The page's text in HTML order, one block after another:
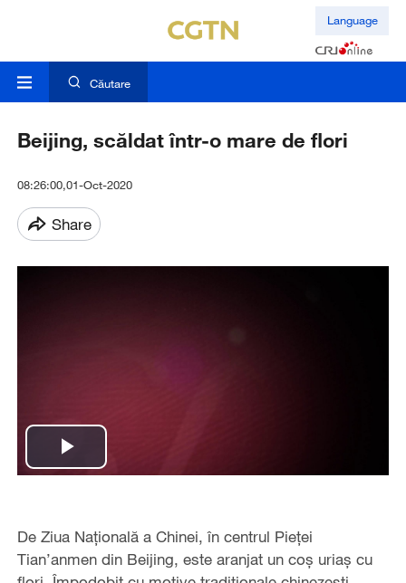
Language
Căutare
Beijing, scăldat într-o mare de flori
08:26:00,01-Oct-2020
Share
Play
De Ziua Națională a Chinei, în centrul Pieței
Tian’anmen din Beijing, este aranjat un coș uriaș cu